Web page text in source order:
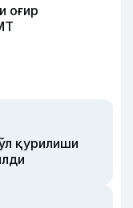
оғир
қурилиши